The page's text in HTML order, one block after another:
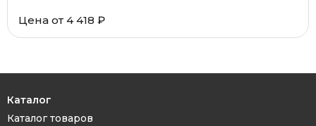
Цена от 4 418 ₽
Каталог
Каталог товаров